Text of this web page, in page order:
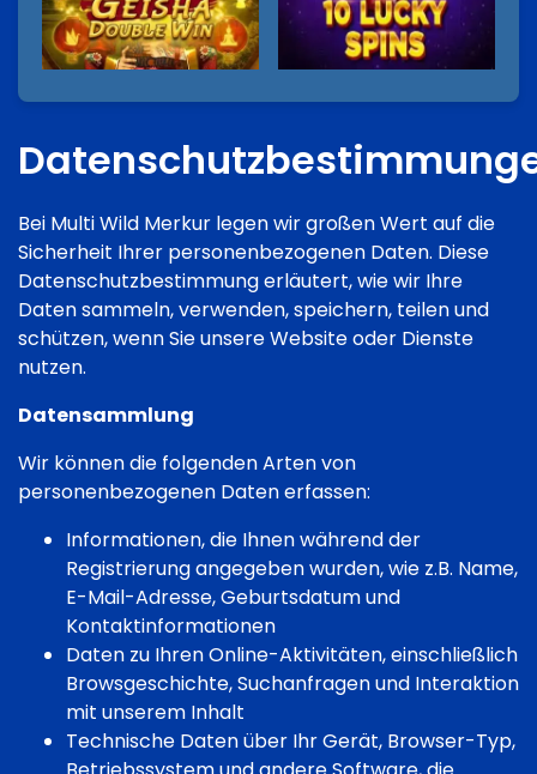
Bei Multi Wild Merkur legen wir großen Wert auf die
Sicherheit Ihrer personenbezogenen Daten. Diese
Datenschutzbestimmung erläutert, wie wir Ihre
Daten sammeln, verwenden, speichern, teilen und
schützen, wenn Sie unsere Website oder Dienste
nutzen.
Datensammlung
Wir können die folgenden Arten von
personenbezogenen Daten erfassen:
Informationen, die Ihnen während der
Registrierung angegeben wurden, wie z.B. Name,
E-Mail-Adresse, Geburtsdatum und
Kontaktinformationen
Daten zu Ihren Online-Aktivitäten, einschließlich
Browsgeschichte, Suchanfragen und Interaktion
mit unserem Inhalt
Technische Daten über Ihr Gerät, Browser-Typ,